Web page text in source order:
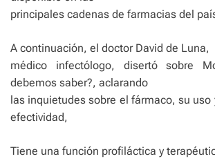
principales cadenas de farmacias del
A continuación, el doctor David de Luna,
médico infectólogo, disertó sobre
debemos saber?, aclarando
las inquietudes sobre el fármaco, su uso
efectividad,
Tiene una función profiláctica y